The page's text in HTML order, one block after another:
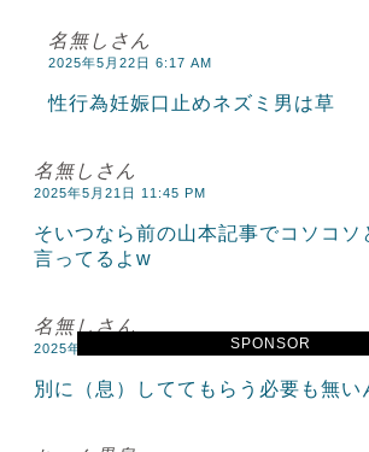
SPONSOR
名無しさん
2025年5月22日 6:17 AM
性行為妊娠口止めネズミ男は草
名無しさん
2025年5月21日 11:45 PM
そいつなら前の山本記事でコソコソ
言ってるよw
名無しさん
2025年5月22日 12:02 AM
別に（息）しててもらう必要も無い